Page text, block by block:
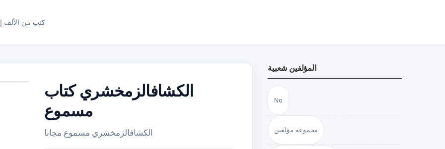
كتب من الألف
الكشافالزمخشري كتاب
مسموع
الكشافالزمخشري مسموع مجانا
المؤلفين شعبية
No
مجموعة مؤلفين